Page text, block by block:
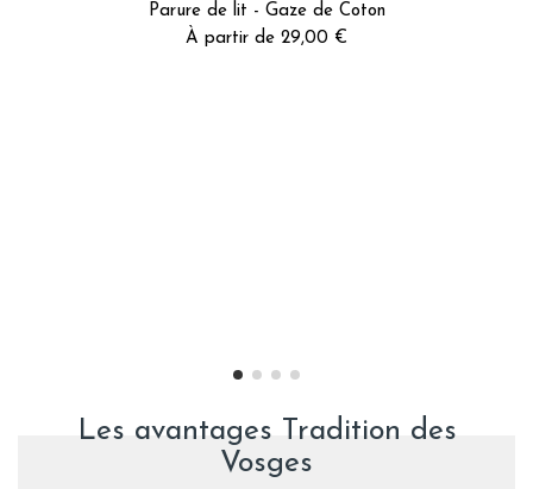
Parure de lit - Gaze de Coton
À partir de 29,00 €
Les avantages Tradition des
Vosges